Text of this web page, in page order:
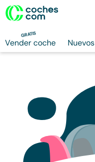
GRATIS
Vender coche Nuevos